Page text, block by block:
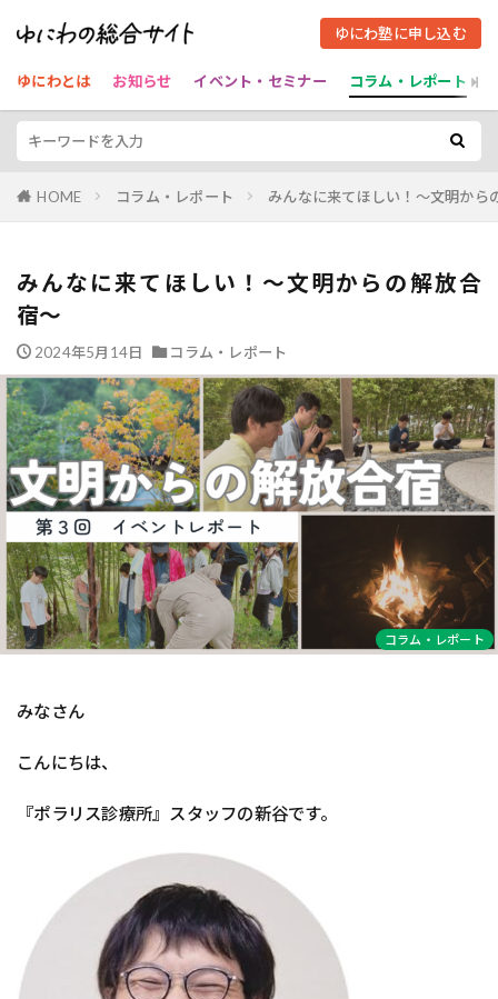
ゆにわ塾に申し込む
ゆにわとは お知らせ イベント・セミナー コラム・レポート
HOME コラム・レポート みんなに来てほしい！〜文明から
みんなに来てほしい！〜文明からの解放合
宿〜
2024年5月14日 コラム・レポート
コラム・レポート
みなさん
こんにちは、
『ポラリス診療所』スタッフの新谷です。